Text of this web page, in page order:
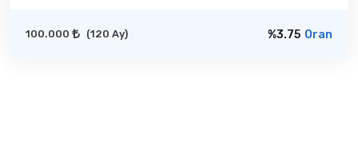
100.000 (120 Ay) %3.75 Oran